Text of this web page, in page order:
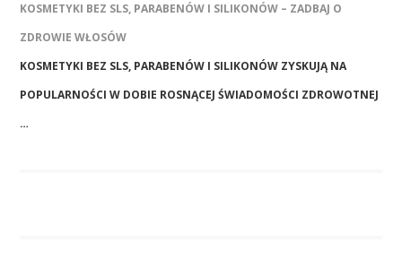
KOSMETYKI BEZ SLS, PARABENÓW I SILIKONÓW – ZADBAJ O
ZDROWIE WŁOSÓW
KOSMETYKI BEZ SLS, PARABENÓW I SILIKONÓW ZYSKUJĄ NA
POPULARNOŚCI W DOBIE ROSNĄCEJ ŚWIADOMOŚCI ZDROWOTNEJ
…